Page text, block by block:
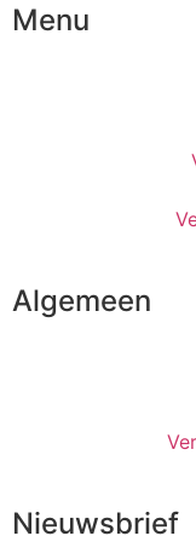
Menu
Algemeen
Nieuwsbrief